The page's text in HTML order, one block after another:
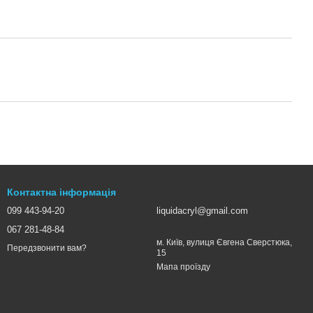
Контактна інформація
099 443-94-20
067 281-48-84
Передзвонити вам?
liquidacryl@gmail.com
м. Київ, вулиця Євгена Сверстюка,
15
Мапа проїзду